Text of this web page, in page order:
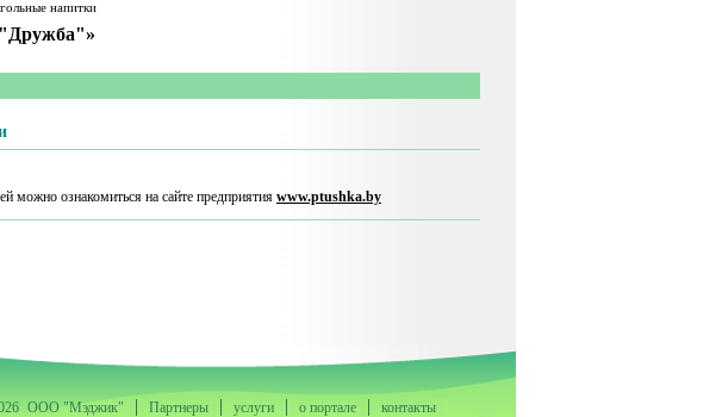
напитки
можно ознакомиться на сайте предприятия www.ptushka.by
ООО "Мэджик" Партнеры услуги о портале контакты